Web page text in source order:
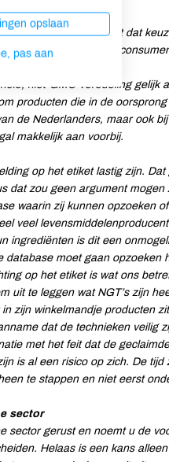
net als wij, vindt dat
richting de
niet-GMO veredeling gelijk
producten die in de
de Nederlanders, maar ook
makkelijk aan voorbij.
op het etiket lastig zijn.
dat zou geen argument
waarin zij kunnen opzoeken
veel
ingrediënten is dit een
database moet gaan opzoeken
op het etiket is wat ons
uit te leggen wat NGT’s zijn
zijn winkelmandje producten
dat de technieken veilig
met het feit dat de
is al een risico op zich. De
te stappen en niet eerst
sector
sector gerust en noemt u de
Helaas is een kans
opslaan
pas aan